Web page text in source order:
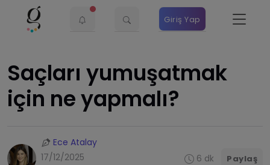
Giriş Yap
Saçları yumuşatmak
için ne yapmalı?
Ece Atalay
17/12/2025
6 dk Paylaş